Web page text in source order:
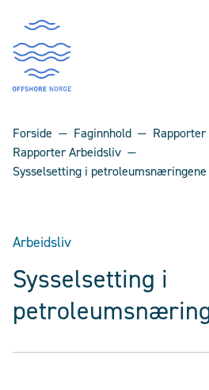
Forside Faginnhold
Rapporter
Rapporter Arbeidsliv
Sysselsetting i petroleumsnæringene
Arbeidsliv
Sysselsetting i